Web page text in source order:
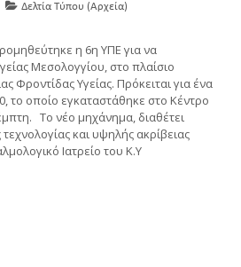
Δελτία Τύπου (Αρχεία)
η 6η ΥΠΕ για να
Μεσολογγίου, στο πλαίσιο
Φροντίδας Υγείας. Πρόκειται για ένα
το οποίο εγκαταστάθηκε στο Κέντρο
Το νέο μηχάνημα, διαθέτει
και υψηλής ακρίβειας
Ιατρείο του Κ.Υ